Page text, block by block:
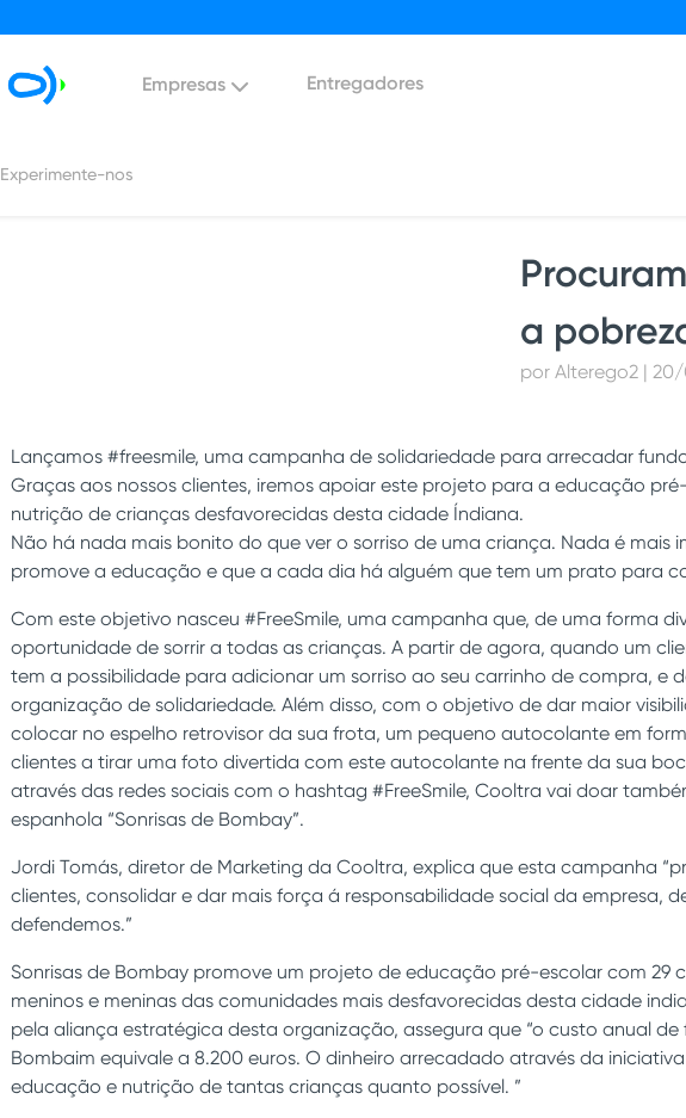
Empresas Entregadores
Experimente-nos
a
por Alterego2 |
Lançamos #freesmile, uma campanha de solidariedade para arrecadar
Graças aos nossos clientes, iremos apoiar este projeto para a educação
nutrição de crianças desfavorecidas desta cidade Índiana.
Não há nada mais bonito do que ver o sorriso de uma criança. Nada é mais
promove a educação e que a cada dia há alguém que tem um prato para
Com este objetivo nasceu #FreeSmile, uma campanha que, de uma forma
oportunidade de sorrir a todas as crianças. A partir de agora, quando um
tem a possibilidade para adicionar um sorriso ao seu carrinho de compra, e
organização de solidariedade. Além disso, com o objetivo de dar maior
colocar no espelho retrovisor da sua frota, um pequeno autocolante em
clientes a tirar uma foto divertida com este autocolante na frente da sua
através das redes sociais com o hashtag #FreeSmile, Cooltra vai doar
espanhola “Sonrisas de Bombay”.
Jordi Tomás, diretor de Marketing da Cooltra, explica que esta campanha
clientes, consolidar e dar mais força á responsabilidade social da empresa,
defendemos.”
Sonrisas de Bombay promove um projeto de educação pré-escolar com 29
meninos e meninas das comunidades mais desfavorecidas desta cidade
pela aliança estratégica desta organização, assegura que “o custo anual
Bombaim equivale a 8.200 euros. O dinheiro arrecadado através da
educação e nutrição de tantas crianças quanto possível. ”